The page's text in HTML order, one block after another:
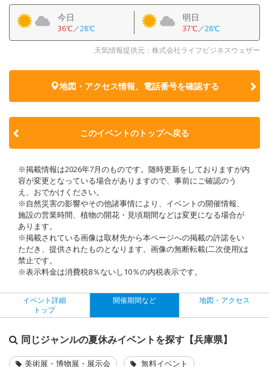
今日
36℃／28℃
明日
37℃／28℃
天気情報提供元：株式会社ライフビジネスウェザー
地図・アクセス情報、電話番号を確認する
このイベントのトップへ戻る
※掲載情報は2026年7月のものです。随時更新をしておりますが内
容が変更となっている場合がありますので、事前にご確認のう
え、おでかけください。
※自然災害の影響やその他諸事情により、イベントの開催情報、
施設の営業時間、植物の開花・見頃期間などは変更になる場合が
あります。
※掲載されている画像は取材先から本ページへの掲載の許諾をい
ただき、提供されたものとなります。画像の無断転載(二次使用)は
禁止です。
※表示料金は消費税8％ないし10％の内税表示です。
イベント詳細
トップ
開催期間など 地図・アクセス
同じジャンルの夏休みイベントを探す【兵庫県】
美術展・博物展・展示会 無料イベント